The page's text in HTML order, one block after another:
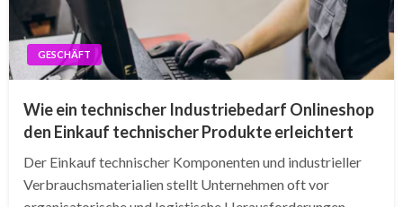
GESCHÄFT
Wie ein technischer Industriebedarf Onlineshop
den Einkauf technischer Produkte erleichtert
Der Einkauf technischer Komponenten und industrieller
Verbrauchsmaterialien stellt Unternehmen oft vor